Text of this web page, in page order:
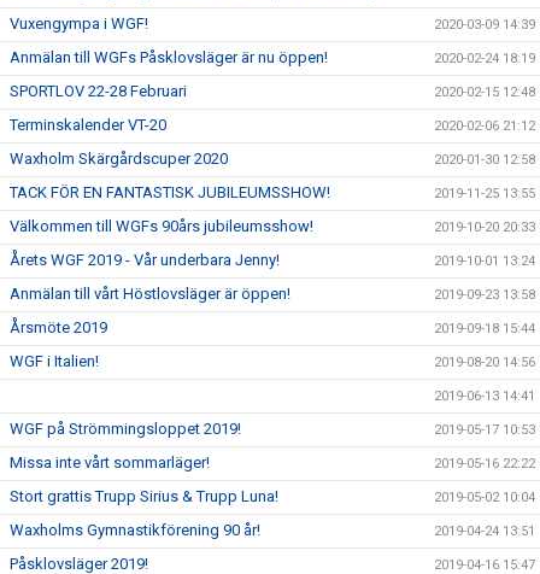
Vuxengympa i WGF! 2020-03-09 14:39
Anmälan till WGFs Påsklovsläger är nu öppen! 2020-02-24 18:19
SPORTLOV 22-28 Februari 2020-02-15 12:48
Terminskalender VT-20 2020-02-06 21:12
Waxholm Skärgårdscuper 2020 2020-01-30 12:58
TACK FÖR EN FANTASTISK JUBILEUMSSHOW! 2019-11-25 13:55
Välkommen till WGFs 90års jubileumsshow! 2019-10-20 20:33
Årets WGF 2019 - Vår underbara Jenny! 2019-10-01 13:24
Anmälan till vårt Höstlovsläger är öppen! 2019-09-23 13:58
Årsmöte 2019 2019-09-18 15:44
WGF i Italien! 2019-08-20 14:56
2019-06-13 14:41
WGF på Strömmingsloppet 2019! 2019-05-17 10:53
Missa inte vårt sommarläger! 2019-05-16 22:22
Stort grattis Trupp Sirius & Trupp Luna! 2019-05-02 10:04
Waxholms Gymnastikförening 90 år! 2019-04-24 13:51
Påsklovsläger 2019! 2019-04-16 15:47